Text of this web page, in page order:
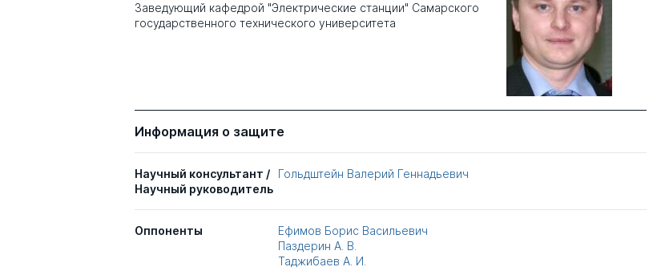
Заведующий кафедрой "Электрические станции" Самарского
государственного технического университета
Информация о защите
Научный консультант /
Научный руководитель
Гольдштейн Валерий Геннадьевич
Оппоненты
Ефимов Борис Васильевич
Паздерин А. В.
Таджибаев А. И.